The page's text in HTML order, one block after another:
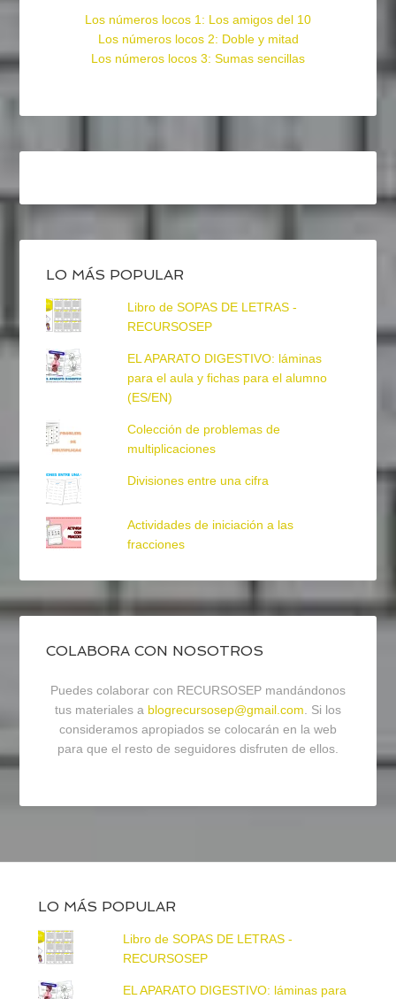
Los números locos 1: Los amigos del 10
Los números locos 2: Doble y mitad
Los números locos 3: Sumas sencillas
LO MÁS POPULAR
Libro de SOPAS DE LETRAS -
RECURSOSEP
EL APARATO DIGESTIVO: láminas
para el aula y fichas para el alumno
(ES/EN)
Colección de problemas de
multiplicaciones
Divisiones entre una cifra
Actividades de iniciación a las
fracciones
COLABORA CON NOSOTROS
Puedes colaborar con RECURSOSEP mandándonos
tus materiales a blogrecursosep@gmail.com. Si los
consideramos apropiados se colocarán en la web
para que el resto de seguidores disfruten de ellos.
LO MÁS POPULAR
Libro de SOPAS DE LETRAS -
RECURSOSEP
EL APARATO DIGESTIVO: láminas para